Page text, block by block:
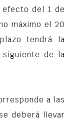
efecto del 1 de
máximo el 20
tendrá la
de la
a las
deberá llevar